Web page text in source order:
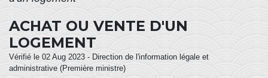
ACHAT OU VENTE D'UN
LOGEMENT
Vérifié le 02 Aug 2023 - Direction de l'information légale et
administrative (Première ministre)